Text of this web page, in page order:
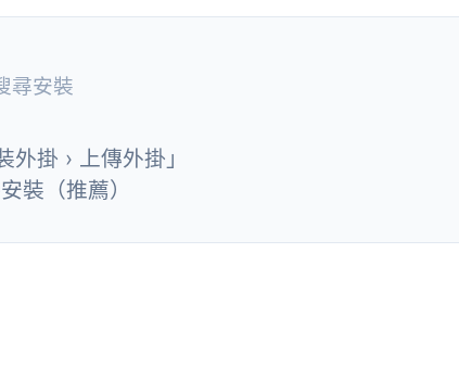
尋安裝
掛 › 上傳外掛」
裝（推薦）